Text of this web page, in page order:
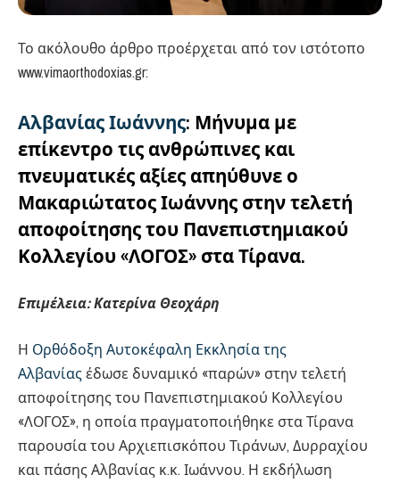
Το ακόλουθο άρθρο προέρχεται από τον ιστότοπο
www.vimaorthodoxias.gr:
Αλβανίας Ιωάννης: Μήνυμα με
επίκεντρο τις ανθρώπινες και
πνευματικές αξίες απηύθυνε ο
Μακαριώτατος Ιωάννης στην τελετή
αποφοίτησης του Πανεπιστημιακού
Κολλεγίου «ΛΟΓΟΣ» στα Τίρανα.
Επιμέλεια: Κατερίνα Θεοχάρη
Η Ορθόδοξη Αυτοκέφαλη Εκκλησία της
Αλβανίαςέδωσε δυναμικό «παρών» στην τελετή
αποφοίτησης του Πανεπιστημιακού Κολλεγίου
«ΛΟΓΟΣ», η οποία πραγματοποιήθηκε στα Τίρανα
παρουσία του Αρχιεπισκόπου Τιράνων, Δυρραχίου
και πάσης Αλβανίας κ.κ. Ιωάννου. Η εκδήλωση